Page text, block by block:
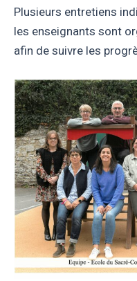
Plusieurs entretiens
les enseignants sont
afin de suivre les